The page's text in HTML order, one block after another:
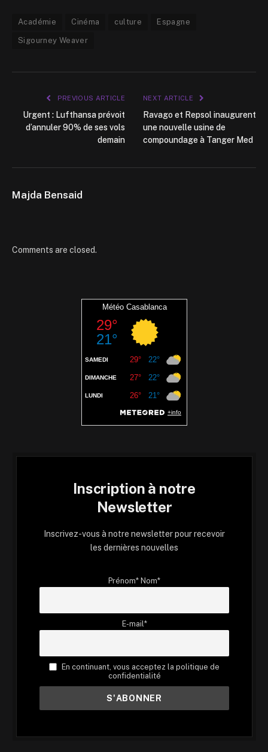
Académie Cinéma culture Espagne
Sigourney Weaver
PREVIOUS ARTICLE
Urgent : Lufthansa prévoit
d’annuler 90% de ses vols
demain
NEXT ARTICLE
Ravago et Repsol inaugurent
une nouvelle usine de
compoundage à Tanger Med
Majda Bensaid
Comments are closed.
Inscription à notre
Newsletter
Inscrivez-vous à notre newsletter pour recevoir
les dernières nouvelles
Prénom* Nom*
E-mail*
En continuant, vous acceptez la politique de
confidentialité